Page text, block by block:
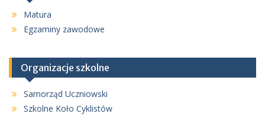
Matura
Egzaminy zawodowe
Organizacje szkolne
Samorząd Uczniowski
Szkolne Koło Cyklistów